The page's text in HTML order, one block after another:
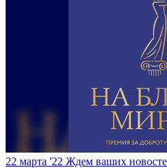
22 марта '22 Ждем ваших